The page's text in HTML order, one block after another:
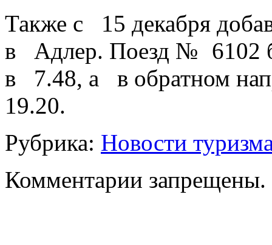
Также с 15 декабря
в Адлер. Поезд № 6102
в 7.48, а в обратном
19.20.
Рубрика: Новости
Комментарии запрещены.